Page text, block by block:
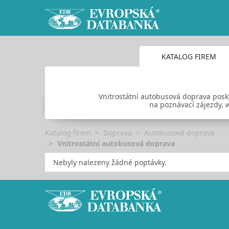
KATALOG FIREM
Vnitrostátní autobusová doprava
na poznávací
Katalog firem Doprava
Autobusová doprava
Vnitrostátní autobusová doprava
Nebyly nalezeny žádné poptávky.